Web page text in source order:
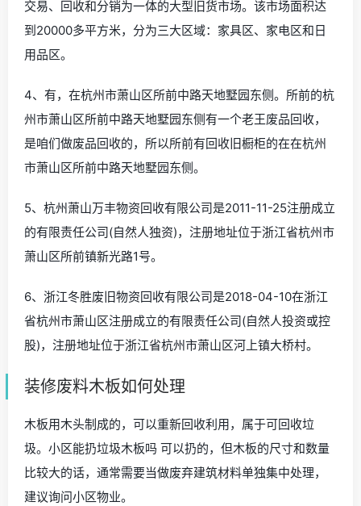
交易、回收和分销为一体的大型旧货市场。该市场面积达
到20000多平方米，分为三大区域：家具区、家电区和日
用品区。
4、有，在杭州市萧山区所前中路天地墅园东侧。所前的杭
州市萧山区所前中路天地墅园东侧有一个老王废品回收，
是咱们做废品回收的，所以所前有回收旧橱柜的在在杭州
市萧山区所前中路天地墅园东侧。
5、杭州萧山万丰物资回收有限公司是2011-11-25注册成立
的有限责任公司(自然人独资)，注册地址位于浙江省杭州市
萧山区所前镇新光路1号。
6、浙江冬胜废旧物资回收有限公司是2018-04-10在浙江
省杭州市萧山区注册成立的有限责任公司(自然人投资或控
股)，注册地址位于浙江省杭州市萧山区河上镇大桥村。
装修废料木板如何处理
木板用木头制成的，可以重新回收利用，属于可回收垃
圾。小区能扔垃圾木板吗 可以扔的，但木板的尺寸和数量
比较大的话，通常需要当做废弃建筑材料单独集中处理，
建议询问小区物业。